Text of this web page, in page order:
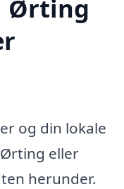
Ørting
og din lokale
eller
herunder.